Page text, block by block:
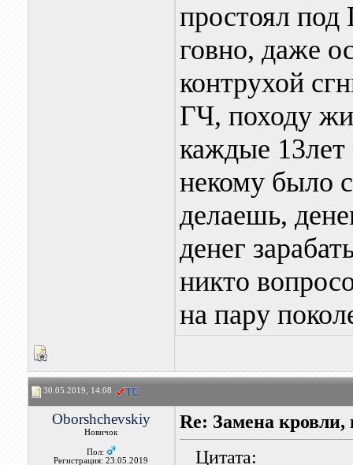
простоял под
говно, даже
контрухой
ГЧ, походу
каждые
некому было
делаешь,
денег
никто
на пару
30.05.2019, 14:08
Oborshchevskiy
Новичок
Пол:
Регистрация: 23.05.2019
Re: Замена кровли,
Цитата: